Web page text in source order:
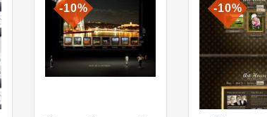
-10% -10%